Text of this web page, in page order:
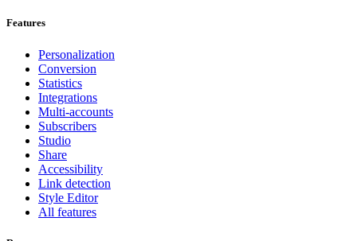
Features
Personalization
Conversion
Statistics
Integrations
Multi-accounts
Subscribers
Studio
Share
Accessibility
Link detection
Style Editor
All features